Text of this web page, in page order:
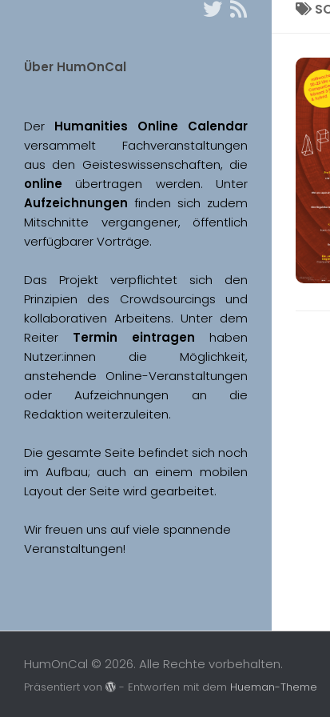
Über HumOnCal
Der
versammelt Fachveranstaltungen
online
Aufzeichnungen finden sich zudem
Mitschnitte vergangener, öffentlich
Das Projekt verpflichtet sich den
Prinzipien des Crowdsourcings und
kollaborativen Arbeitens. Unter dem
Reiter Termin eintragen haben
Nutzer:innen die Möglichkeit,
anstehende Online-Veranstaltungen
oder Aufzeichnungen an die
Redaktion weiterzuleiten.
Die gesamte Seite befindet sich noch
im Aufbau; auch an einem mobilen
Wir freuen uns auf viele spannende
Veranstaltungen!
HumOnCal © 2026. Alle Rechte vorbehalten.
Präsentiert von - Entworfen mit dem Hueman-Theme